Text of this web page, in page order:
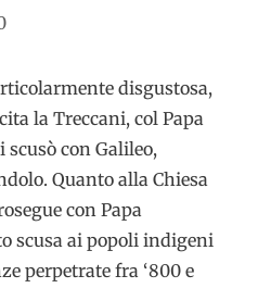
disgustosa,
la Treccani, col Papa
con Galileo,
Quanto alla Chiesa
con Papa
scusa ai popoli indigeni
perpetrate fra ‘800 e